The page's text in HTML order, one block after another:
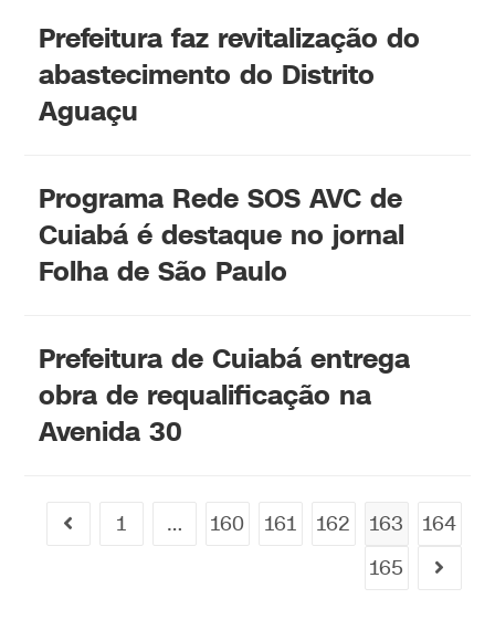
Prefeitura faz revitalização do
abastecimento do Distrito
Aguaçu
Programa Rede SOS AVC de
Cuiabá é destaque no jornal
Folha de São Paulo
Prefeitura de Cuiabá entrega
obra de requalificação na
Avenida 30
1 … 160 161 162 163
164
165